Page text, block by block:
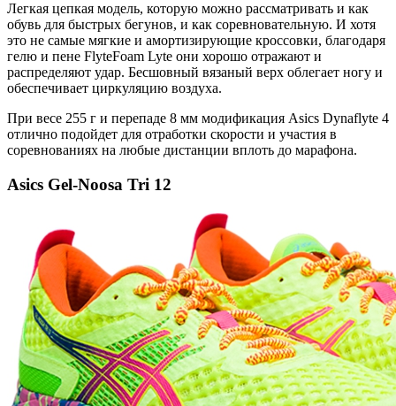
Легкая цепкая модель, которую можно рассматривать и как
обувь для быстрых бегунов, и как соревновательную. И хотя
это не самые мягкие и амортизирующие кроссовки, благодаря
гелю и пене FlyteFoam Lyte они хорошо отражают и
распределяют удар. Бесшовный вязаный верх облегает ногу и
обеспечивает циркуляцию воздуха.
При весе 255 г и перепаде 8 мм модификация Asics Dynaflyte 4
отлично подойдет для отработки скорости и участия в
соревнованиях на любые дистанции вплоть до марафона.
Asics Gel-Noosa Tri 12